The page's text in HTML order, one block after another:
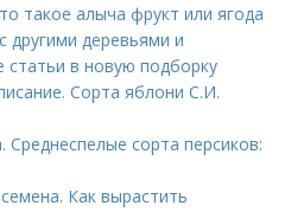
такое алыча фрукт или ягода
другими деревьями и
статьи в новую подборку
Сорта яблони С.И.
Среднеспелые сорта персиков:
Как вырастить